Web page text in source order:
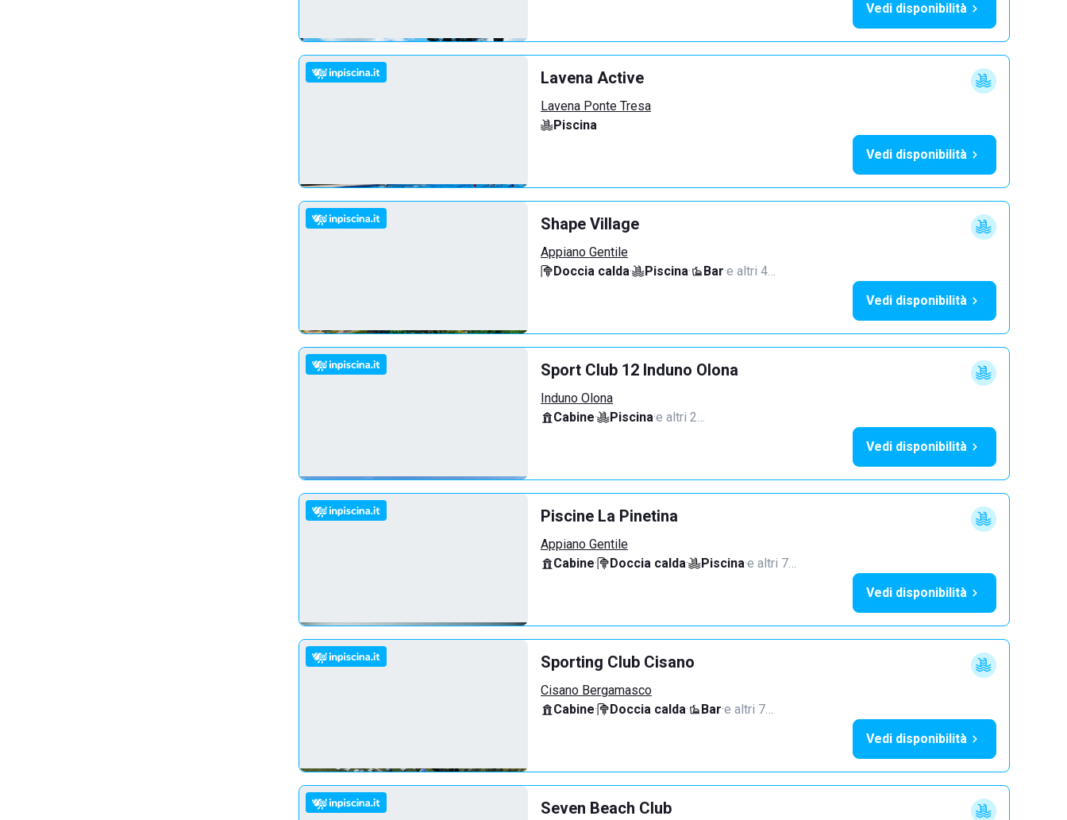
Vedi disponibilità
Lavena Active
Lavena Ponte Tresa
Piscina
Vedi disponibilità
Shape Village
Appiano Gentile
Doccia calda· Piscina· Bar·e altri 4…
Vedi disponibilità
Sport Club 12 Induno Olona
Induno Olona
Cabine· Piscina·e altri 2…
Vedi disponibilità
Piscine La Pinetina
Appiano Gentile
Cabine· Doccia calda· Piscina·e altri 7…
Vedi disponibilità
Sporting Club Cisano
Cisano Bergamasco
Cabine· Doccia calda· Bar·e altri 7…
Vedi disponibilità
Seven Beach Club